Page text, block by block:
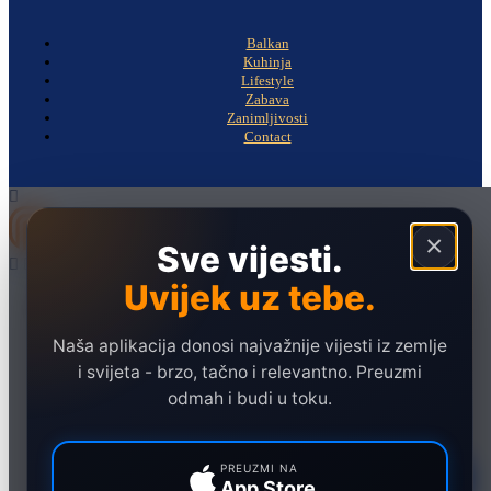
Balkan
Kuhinja
Lifestyle
Zabava
Zanimljivosti
Contact
×
Sve vijesti.
Uvijek uz tebe.
Naša aplikacija donosi najvažnije vijesti iz zemlje
i svijeta - brzo, tačno i relevantno. Preuzmi
odmah i budi u toku.
PREUZMI NA
Društvo